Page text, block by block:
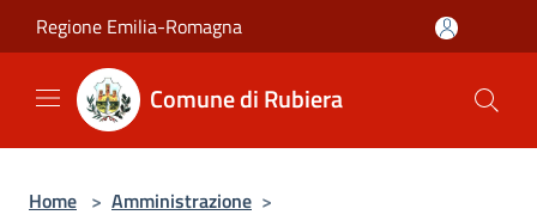
Salta al contenuto principale
Regione Emilia-Romagna
Comune di Rubiera
Home > Amministrazione >